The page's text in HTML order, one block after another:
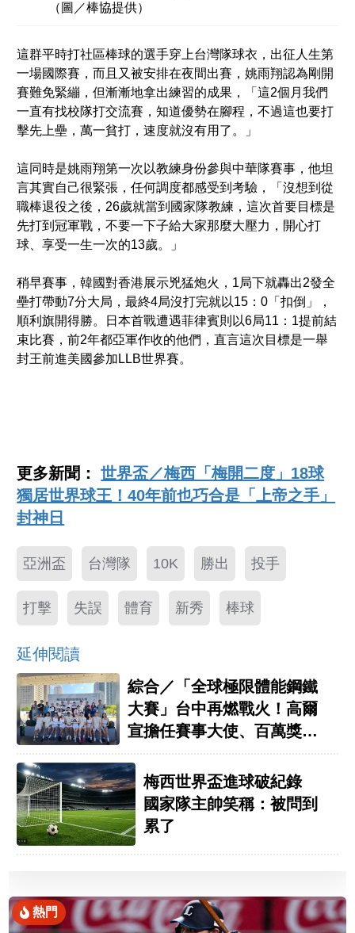
（圖／棒協提供）
這群平時打社區棒球的選手穿上台灣隊球衣，出征人生第
一場國際賽，而且又被安排在夜間出賽，姚雨翔認為剛開
賽難免緊繃，但漸漸地拿出練習的成果，「這2個月我們
一直有找校隊打交流賽，知道優勢在腳程，不過這也要打
擊先上壘，萬一貧打，速度就沒有用了。」
這同時是姚雨翔第一次以教練身份參與中華隊賽事，他坦
言其實自己很緊張，任何調度都感受到考驗，「沒想到從
職棒退役之後，26歲就當到國家隊教練，這次首要目標是
先打到冠軍戰，不要一下子給大家那麼大壓力，開心打
球、享受一生一次的13歲。」
稍早賽事，韓國對香港展示兇猛炮火，1局下就轟出2發全
壘打帶動7分大局，最終4局沒打完就以15：0「扣倒」，
順利旗開得勝。日本首戰遭遇菲律賓則以6局11：1提前結
束比賽，前2年都亞軍作收的他們，直言這次目標是一舉
封王前進美國參加LLB世界賽。
更多新聞：世界盃／梅西「梅開二度」18球
獨居世界球王！40年前也巧合是「上帝之手」
封神日
亞洲盃 台灣隊 10K 勝出 投手
打擊 失誤 體育 新秀 棒球
延伸閱讀
綜合／「全球極限體能鋼鐵
大賽」台中再燃戰火！高爾
宣擔任賽事大使、百萬獎金
梅西世界盃進球破紀錄
國家隊主帥笑稱：被問到
累了
熱門